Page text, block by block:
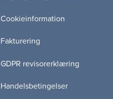
Cookieinformation
Fakturering
GDPR revisorerklæring
Handelsbetingelser